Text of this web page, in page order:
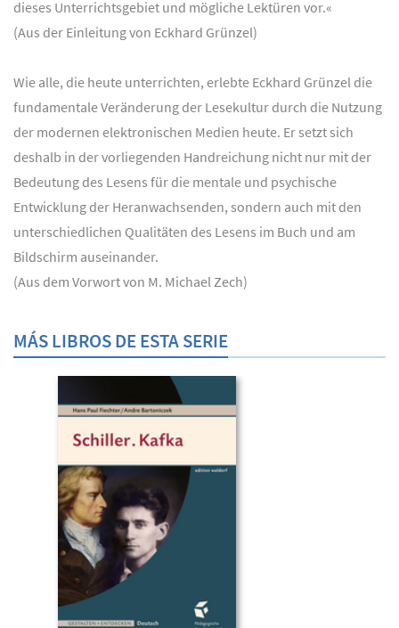
dieses Unterrichtsgebiet und mögliche Lektüren vor.«
(Aus der Einleitung von Eckhard Grünzel)
Wie alle, die heute unterrichten, erlebte Eckhard Grünzel die
fundamentale Veränderung der Lesekultur durch die Nutzung
der modernen elektronischen Medien heute. Er setzt sich
deshalb in der vorliegenden Handreichung nicht nur mit der
Bedeutung des Lesens für die mentale und psychische
Entwicklung der Heranwachsenden, sondern auch mit den
unterschiedlichen Qualitäten des Lesens im Buch und am
Bildschirm auseinander.
(Aus dem Vorwort von M. Michael Zech)
MÁS LIBROS DE ESTA SERIE